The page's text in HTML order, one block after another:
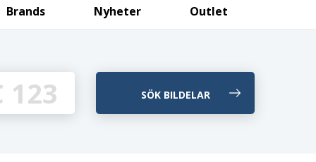
Brands Nyheter Outlet